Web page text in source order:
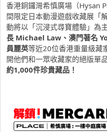
香港銅鑼灣希慎廣場（Hysan
間限定日本動漫遊戲收藏展「
動將以「沉浸式尋寶體驗」為
長 Michael Law 、澳門著名
員麗英等近20位香港重量級藏
開他們和一眾收藏家的絕版單
約1,000件珍貴藏品！